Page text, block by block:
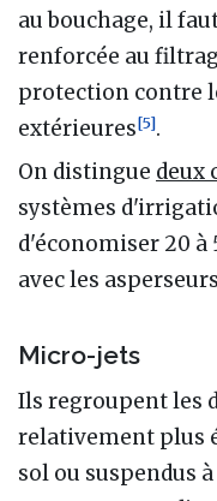
au bouchage, il
renforcée au
protection contre
extérieures[5].
On distingue deux
systèmes
d'économiser 20 à
avec les asperseurs
Micro-jets
Ils regroupent les
relativement plus
sol ou suspendus